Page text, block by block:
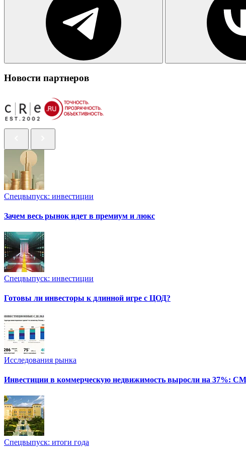
Новости партнеров
Спецвыпуск: инвестиции
Зачем весь рынок идет в премиум и люкс
Спецвыпуск: инвестиции
Готовы ли инвесторы к длинной игре с ЦОД?
Исследования рынка
Инвестиции в коммерческую недвижимость выросли на 37%:
Спецвыпуск: итоги года